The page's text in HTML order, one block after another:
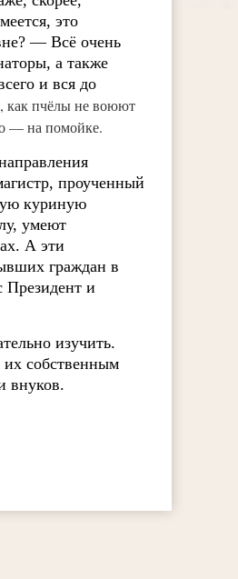
это
— Всё очень
а также
и вся до
как пчёлы не воюют
— на помойке.
проученный
куриную
умеют
А эти
граждан в
Президент и
изучить.
их собственным
внуков.